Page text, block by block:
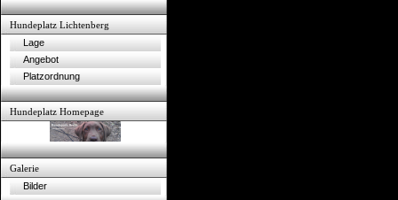
Hundeplatz Lichtenberg
Lage
Angebot
Platzordnung
Hundeplatz Homepage
Galerie
Bilder